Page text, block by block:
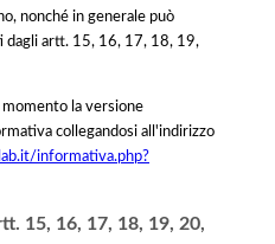
nonché in generale può
artt. 15, 16, 17, 18, 19,
la versione
collegandosi all'indirizzo
informativa.php?
15, 16, 17, 18, 19, 20,